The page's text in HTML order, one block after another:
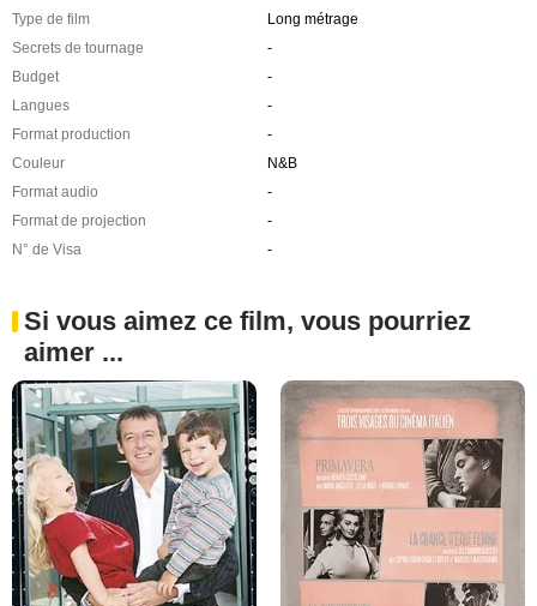
Type de film
Long métrage
Secrets de tournage
-
Budget
-
Langues
-
Format production
-
Couleur
N&B
Format audio
-
Format de projection
-
N° de Visa
-
Si vous aimez ce film, vous pourriez
aimer ...